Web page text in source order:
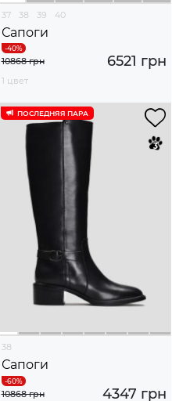
37 38 39 40
Сапоги
6521 грн
10868 грн
1 цвет
ПОСЛЕДНЯЯ ПАРА
38
Сапоги
4347 грн
10868 грн